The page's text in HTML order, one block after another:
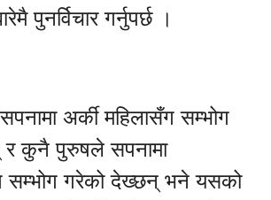
पुनर्विचार गर्नुपर्छ ।
अर्की महिलासँग सम्भोग
र कुनै पुरुषले सपनामा
सम्भोग गरेको देख्छन् भने यसको